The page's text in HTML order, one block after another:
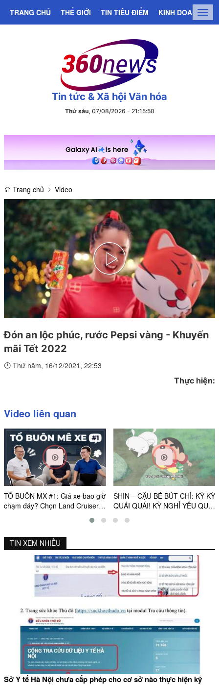
TRANG CHỦ THẾ GIỚI TIN TIÊU ĐIỂM KINH DOANH
Tin tức & Xã hội Văn hóa
Thứ sáu,07/08/2026 - 21:15:51
Trang chủ Video
Play
Video
Đón an lộc phúc, rước Pepsi vàng - Khuyến
mãi Tết 2022
Thứ năm, 16/12/2021, 22:53
Thực hiện:
Video liên quan
TỔ BUÔN MX #1: Giá xe bao giờ
chạm đáy? Chọn Land Cruiser
SHIN – CẬU BÉ BÚT CHÌ: KỲ KỲ
QUÁI QUÁI! KỲ NGHỈ YÊU QUÁI
KC: 21.08.2026
TIN XEM NHIỀU
Sở Y tế Hà Nội chưa cấp phép cho cơ sở nào thực hiện kỹ